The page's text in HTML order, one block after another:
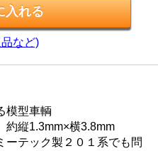
など)
模型車輌
約縦1.3mm×横3.8mm
ーテック製２０１系でも問